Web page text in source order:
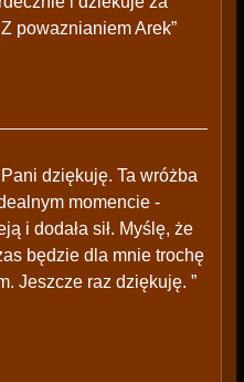
powaznianiem Arek”
dziękuję. Ta wróżba
momencie -
i dodała sił. Myślę, że
będzie dla mnie trochę
Jeszcze raz dziękuję. ”